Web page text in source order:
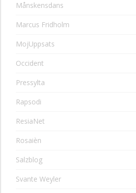
Månskensdans
Marcus Fridholm
MojUppsats
Occident
Pressylta
Rapsodi
ResiaNet
Rosaièn
Salzblog
Svante Weyler